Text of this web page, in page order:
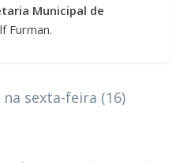
Municipal de
Furman.
na sexta-feira (16)